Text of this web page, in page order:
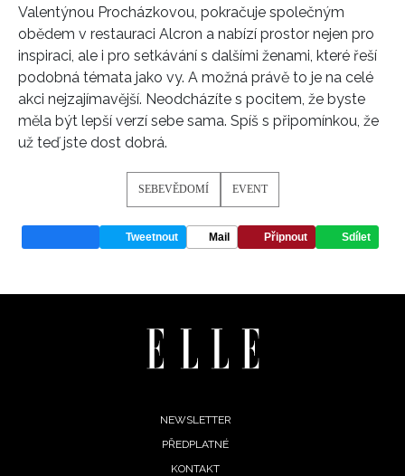
Valentýnou Procházkovou, pokračuje společným
obědem v restauraci Alcron a nabízí prostor nejen pro
inspiraci, ale i pro setkávání s dalšími ženami, které řeší
podobná témata jako vy. A možná právě to je na celé
akci nejzajímavější. Neodcházíte s pocitem, že byste
měla být lepší verzí sebe sama. Spíš s připomínkou, že
už teď jste dost dobrá.
SEBEVĚDOMÍ EVENT
Tweetnout Mail Připnout Sdílet
NEWSLETTER
PŘEDPLATNÉ
KONTAKT